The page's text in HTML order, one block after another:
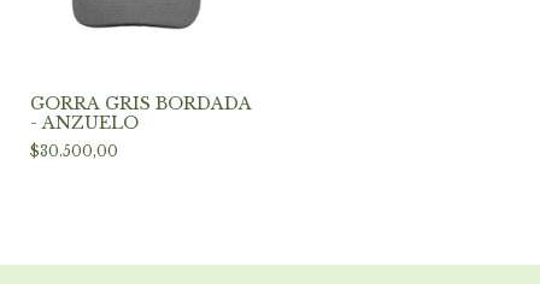
GORRA GRIS BORDADA
- ANZUELO
$30.500,00